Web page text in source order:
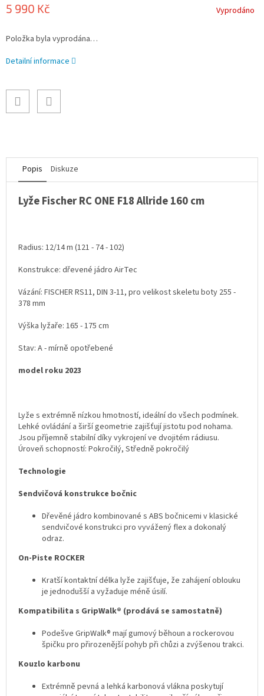
5 990 Kč
cena:
Vyprodáno
Položka byla vyprodána…
Detailní informace
Popis Diskuze
Lyže Fischer RC ONE F18 Allride 160 cm
Radius: 12/14 m (121 - 74 - 102)
Konstrukce: dřevené jádro AirTec
Vázání: FISCHER RS11, DIN 3-11, pro velikost skeletu boty 255 -
378 mm
Výška lyžaře: 165 - 175 cm
Stav: A - mírně opotřebené
model roku 2023
Lyže s extrémně nízkou hmotností, ideální do všech podmínek.
Lehké ovládání a širší geometrie zajišťují jistotu pod nohama.
Jsou příjemně stabilní díky vykrojení ve dvojitém rádiusu.
Úroveň schopností: Pokročilý, Středně pokročilý
Technologie
Sendvičová konstrukce bočnic
Dřevěné jádro kombinované s ABS bočnicemi v klasické
sendvičové konstrukci pro vyvážený flex a dokonalý
odraz.
On-Piste ROCKER
Kratší kontaktní délka lyže zajišťuje, že zahájení oblouku
je jednodušší a vyžaduje méně úsilí.
Kompatibilita s GripWalk® (prodává se samostatně)
Podešve GripWalk® mají gumový běhoun a rockerovou
špičku pro přirozenější pohyb při chůzi a zvýšenou trakci.
Kouzlo karbonu
Extrémně pevná a lehká karbonová vlákna poskytují